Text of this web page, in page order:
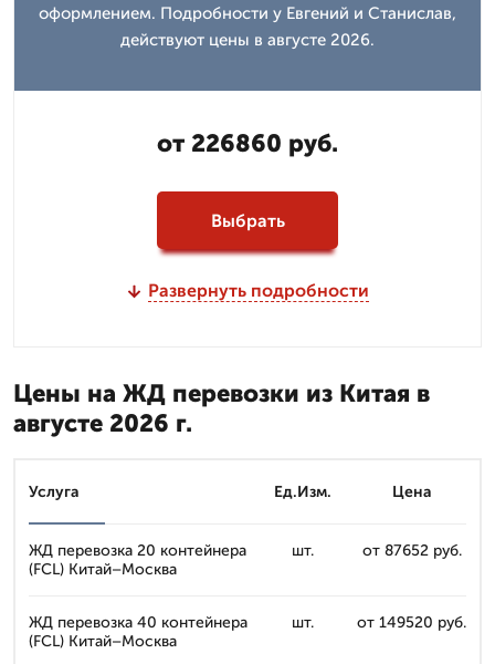
оформлением. Подробности у Евгений и Станислав,
действуют цены в августе 2026.
от 226860 руб.
Выбрать
Развернуть подробности
Цены на ЖД перевозки из Китая в
августе 2026 г.
Услуга Ед.Изм. Цена
ЖД перевозка 20 контейнера
(FCL) Китай–Москва
шт. от 87652 руб.
ЖД перевозка 40 контейнера
(FCL) Китай–Москва
шт. от 149520 руб.